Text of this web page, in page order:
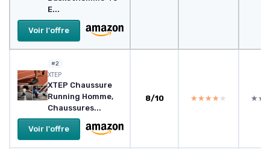
E...
Voir l'offre
#2
XTEP
XTEP Chaussure
Running Homme,
Chaussures...
Voir l'offre
8/10 ★★★★★
★★★★★